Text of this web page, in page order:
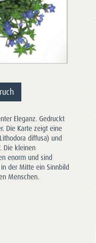
Eleganz. Gedruckt
Die Karte zeigt eine
diffusa) und
Die kleinen
enorm und sind
der Mitte ein Sinnbild
Menschen.